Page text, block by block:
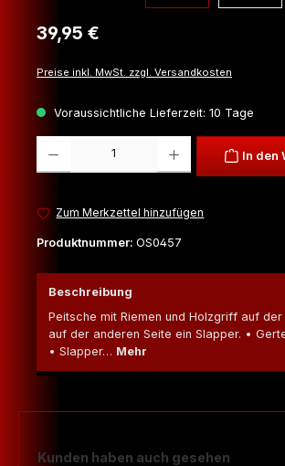
Regulärer Preis:
39,95 €
Preise inkl. MwSt. zzgl. Versandkosten
Voraussichtliche Lieferzeit: 10 Tage
In den
Zum Merkzettel hinzufügen
Produktnummer: OS0457
Beschreibung
Peitsche mit Riemen und Holzgriff auf der
auf der anderen Seite ein Slapper. •
• Slapper… Mehr
Produktgalerie überspringen
Kunden haben auch gesehen